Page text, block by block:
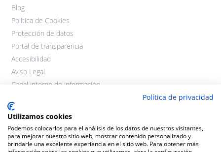
Blog
Política de Cookies
Protección de datos
Portal de transparencia
Accesibilidad
Aviso Legal
Canal interno de información
Política de privacidad
Utilizamos cookies
Podemos colocarlos para el análisis de los datos de nuestros visitantes,
para mejorar nuestro sitio web, mostrar contenido personalizado y
brindarle una excelente experiencia en el sitio web. Para obtener más